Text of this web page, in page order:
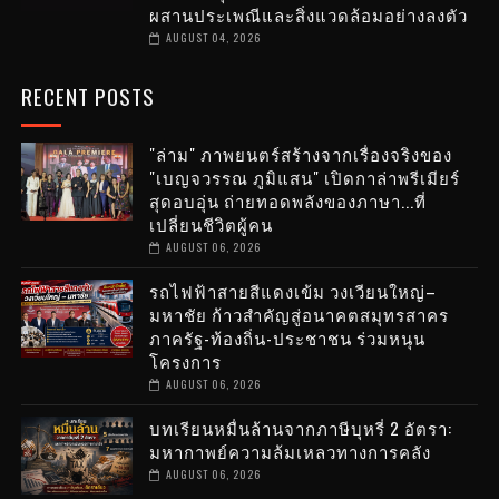
ผสานประเพณีและสิ่งแวดล้อมอย่างลงตัว
AUGUST 04, 2026
RECENT POSTS
"ล่าม" ภาพยนตร์สร้างจากเรื่องจริงของ
"เบญจวรรณ ภูมิแสน" เปิดกาล่าพรีเมียร์
สุดอบอุ่น ถ่ายทอดพลังของภาษา...ที่
เปลี่ยนชีวิตผู้คน
AUGUST 06, 2026
รถไฟฟ้าสายสีแดงเข้ม วงเวียนใหญ่–
มหาชัย ก้าวสำคัญสู่อนาคตสมุทรสาคร
ภาครัฐ-ท้องถิ่น-ประชาชน ร่วมหนุน
โครงการ
AUGUST 06, 2026
บทเรียนหมื่นล้านจากภาษีบุหรี่ 2 อัตรา:
มหากาพย์ความล้มเหลวทางการคลัง
AUGUST 06, 2026